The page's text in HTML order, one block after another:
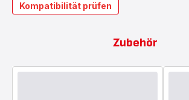
Kompatibilität prüfen
Zubehör